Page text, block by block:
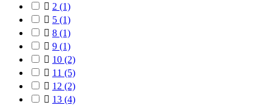
 2 (1)
 5 (1)
 8 (1)
 9 (1)
 10 (2)
 11 (5)
 12 (2)
 13 (4)